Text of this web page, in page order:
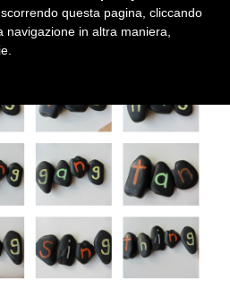
questa pagina, cliccando
in altra maniera,